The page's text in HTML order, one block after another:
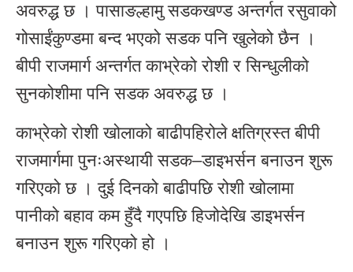
अवरुद्ध छ । पासाङल्हामु सडकखण्ड अन्तर्गत रसुवाको
गोसाईंकुण्डमा बन्द भएको सडक पनि खुलेको छैन ।
बीपी राजमार्ग अन्तर्गत काभ्रेको रोशी र सिन्धुलीको
सुनकोशीमा पनि सडक अवरुद्ध छ ।
काभ्रेको रोशी खोलाको बाढीपहिरोले क्षतिग्रस्त बीपी
राजमार्गमा पुनःअस्थायी सडक–डाइभर्सन बनाउन शुरू
गरिएको छ । दुई दिनको बाढीपछि रोशी खोलामा
पानीको बहाव कम हुँदै गएपछि हिजोदेखि डाइभर्सन
बनाउन शुरू गरिएको हो ।